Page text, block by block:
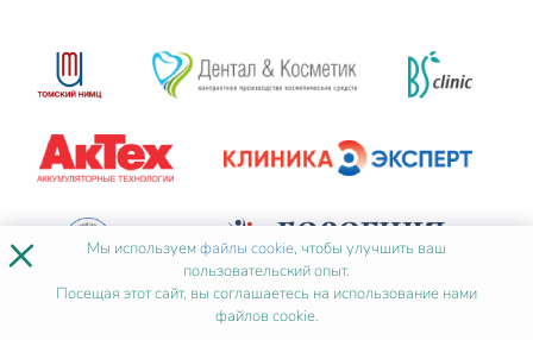
× Мы используемфайлы cookie, чтобы улучшить ваш
пользовательский опыт.
Посещая этот сайт, вы соглашаетесь на использование нами
файлов cookie.